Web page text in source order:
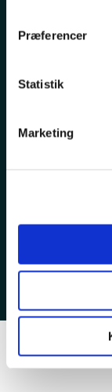
Præferencer
Statistik
Marketing
Cookies &